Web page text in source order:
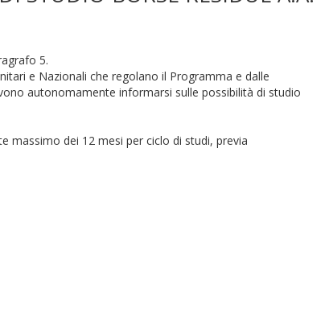
5.
e Nazionali che regolano il Programma e dalle
autonomamente informarsi sulle possibilità di studio
massimo dei 12 mesi per ciclo di studi, previa